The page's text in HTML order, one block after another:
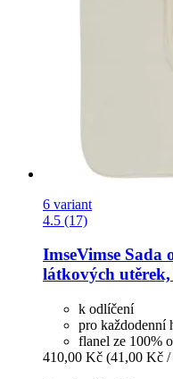
6 variant
4.5 (17)
ImseVimse Sada
látkových
k odlíčení
pro každodenní
flanel ze 100%
410,00 Kč (41,00 Kč /